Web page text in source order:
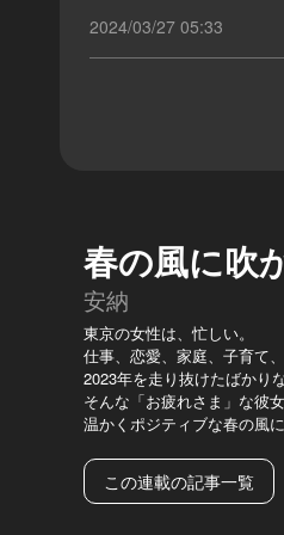
2024/03/27 05:33
春の風に吹
安納
東京の女性は、忙しい。
仕事、恋愛、家庭、子育て
2023年を走り抜けたばかり
そんな「お疲れさま」な彼
温かくポジティブな春の風
この連載の記事一覧